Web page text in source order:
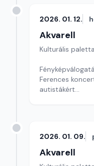
2026. 01. 12.
Akvarell
Kulturális paletta
Ferences
autistákért
2026. 01. 09.
Akvarell